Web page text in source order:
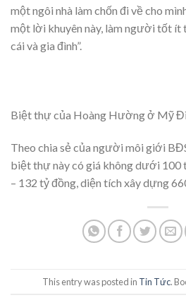
một ngôi nhà làm chốn đi về cho
một lời khuyên này, làm người tốt ít
cái và gia đình”.
Biệt thự của Hoàng Hường ở Mỹ
Theo chia sẻ của người môi giới
biệt thự này có giá không dưới 100
– 132 tỷ đồng, diện tích xây dựng
This entry was posted in Tin Tức.